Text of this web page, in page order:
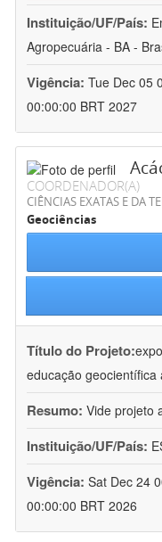
Instituição/UF/País:
Agropecuária - BA -
Vigência: Tue Dec 05
00:00:00 BRT 2027
COORDENADOR(A)
CIÊNCIAS EXATAS E DA
Geociências
Título do Projeto:
educação geocientífica
Resumo: Vide projeto
Instituição/UF/País:
Vigência: Sat Dec 24
00:00:00 BRT 2026